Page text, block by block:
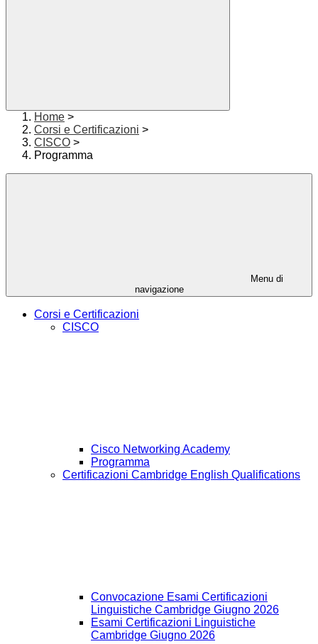
Home >
Corsi e Certificazioni >
CISCO >
Programma
Menu di
navigazione
Corsi e Certificazioni
CISCO
Cisco Networking Academy
Programma
Certificazioni Cambridge English Qualifications
Convocazione Esami Certificazioni
Linguistiche Cambridge Giugno 2026
Esami Certificazioni Linguistiche
Cambridge Giugno 2026